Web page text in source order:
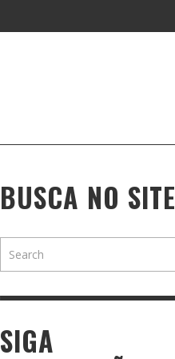
BUSCA NO SITE
SIGA